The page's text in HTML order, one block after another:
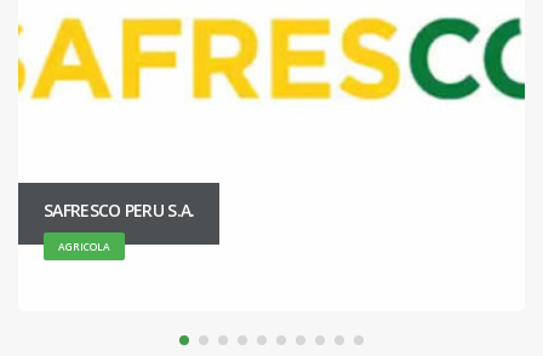
CARLOS RAFAEL BUSTAMANTE NATTERI
AGRICOLA